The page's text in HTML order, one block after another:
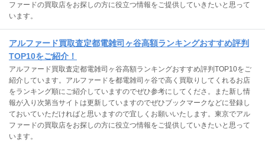
ファードの買取店をお探しの方に役立つ情報をご提供していきたいと思って
います。
アルファード買取査定都電雑司ヶ谷高額ランキングおすすめ評判
TOP10をご紹介！
アルファード買取査定都電雑司ヶ谷高額ランキングおすすめ評判TOP10をご
紹介しています。アルファードを都電雑司ヶ谷で高く買取りしてくれるお店
をランキング順にご紹介していますのでぜひ参考にしてくださ。また新し情
報が入り次第当サイトは更新していますのでぜひブックマークなどに登録し
ておいていただければと思いますので宜しくお願いいたします。東京でアル
ファードの買取店をお探しの方に役立つ情報をご提供していきたいと思って
います。